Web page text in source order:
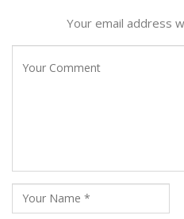
Your email address